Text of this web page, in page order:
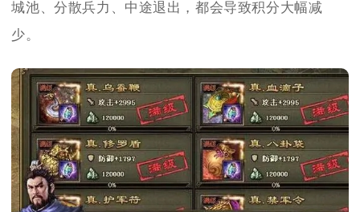
城池、分散兵力、中途退出，都会导致积分大幅减
少。